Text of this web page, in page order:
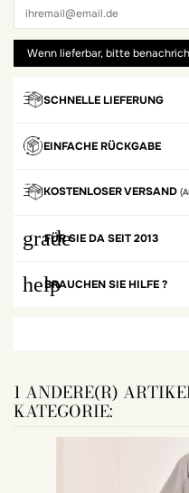
SCHNELLE LIEFERUNG
EINFACHE RÜCKGABE
KOSTENLOSER VERSAND
grade
FÜR SIE DA SEIT 2013
helpBRAUCHEN SIE HILFE ?
1 ANDERE(R)
KATEGORIE: